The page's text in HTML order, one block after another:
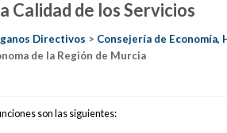
Calidad de los Servicios
Directivos > Consejería de Economía,
de la Región de Murcia
son las siguientes: